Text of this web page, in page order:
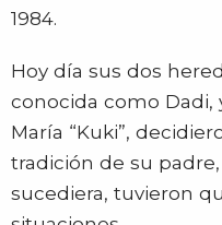
1984.
Hoy día sus dos
conocida como Dadi,
María “Kuki”,
tradición de su
sucediera, tuvieron